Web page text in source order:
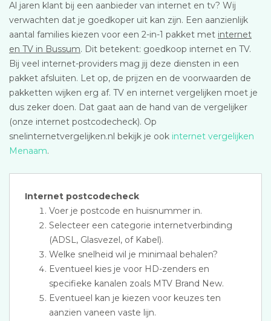
Al jaren klant bij een aanbieder van internet en tv? Wij
verwachten dat je goedkoper uit kan zijn. Een aanzienlijk
aantal families kiezen voor een 2-in-1 pakket met internet
en TV in Bussum. Dit betekent: goedkoop internet en TV.
Bij veel internet-providers mag jij deze diensten in een
pakket afsluiten. Let op, de prijzen en de voorwaarden de
pakketten wijken erg af. TV en internet vergelijken moet je
dus zeker doen. Dat gaat aan de hand van de vergelijker
(onze internet postcodecheck). Op
snelinternetvergelijken.nl bekijk je ook internet vergelijken
Menaam.
Internet postcodecheck
Voer je postcode en huisnummer in.
Selecteer een categorie internetverbinding
(ADSL, Glasvezel, of Kabel).
Welke snelheid wil je minimaal behalen?
Eventueel kies je voor HD-zenders en
specifieke kanalen zoals MTV Brand New.
Eventueel kan je kiezen voor keuzes ten
aanzien vaneen vaste lijn.